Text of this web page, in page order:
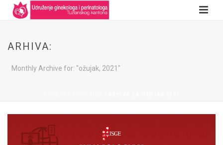
ARHIVA:
Monthly Archive for: "ožujak, 2021"